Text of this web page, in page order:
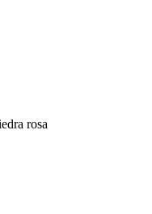
rosa